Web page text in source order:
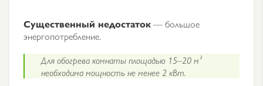
Существенный недостаток— большое
энергопотребление.
Для обогрева комнаты площадью 15–20 м²
необходима мощность не менее 2 кВт.